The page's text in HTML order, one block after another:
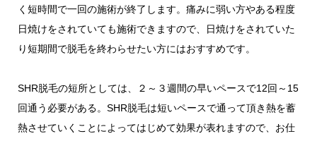
く短時間で一回の施術が終了します。痛みに弱い方やある程度
日焼けをされていても施術できますので、日焼けをされていた
り短期間で脱毛を終わらせたい方にはおすすめです。
SHR脱毛の短所としては、２～３週間の早いペースで12回～15
回通う必要がある。SHR脱毛は短いペースで通って頂き熱を蓄
熱させていくことによってはじめて効果が表れますので、お仕